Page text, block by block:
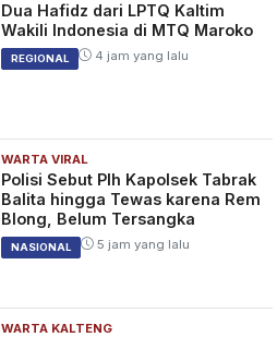
Dua Hafidz dari LPTQ Kaltim
Wakili Indonesia di MTQ Maroko
REGIONAL 4 jam yang lalu
WARTA VIRAL
Polisi Sebut Plh Kapolsek Tabrak
Balita hingga Tewas karena Rem
Blong, Belum Tersangka
NASIONAL 5 jam yang lalu
WARTA KALTENG